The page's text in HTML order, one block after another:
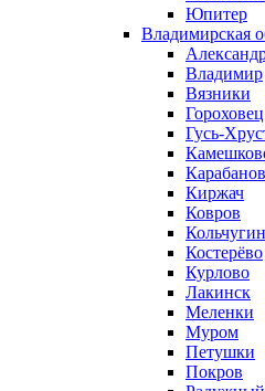
Юпитер
Владимирская
Владимир
Вязники
Гороховец
Гусь-
Киржач
Ковров
Костерёво
Курлово
Лакинск
Меленки
Муром
Петушки
Покров